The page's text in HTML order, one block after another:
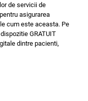
de servicii de
asigurarea
cum este aceasta. Pe
GRATUIT
dintre pacienti,